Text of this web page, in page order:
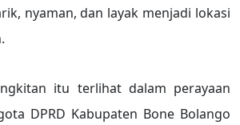
nyaman, dan layak menjadi lokasi
itu terlihat dalam perayaan
DPRD Kabupaten Bone Bolango